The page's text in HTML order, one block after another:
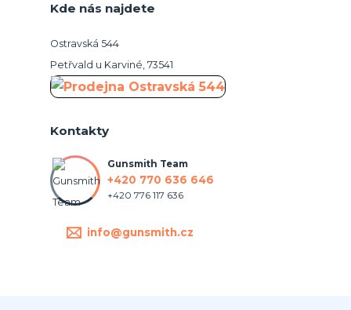
Kde nás najdete
Ostravská 544
Petřvald u Karviné, 73541
Kontakty
Gunsmith Team
+420 770 636 646
+420 776 117 636
info@gunsmith.cz